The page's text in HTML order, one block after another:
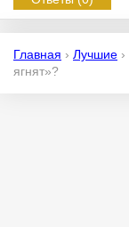
Главная › Лучшие ›
ягнят»?